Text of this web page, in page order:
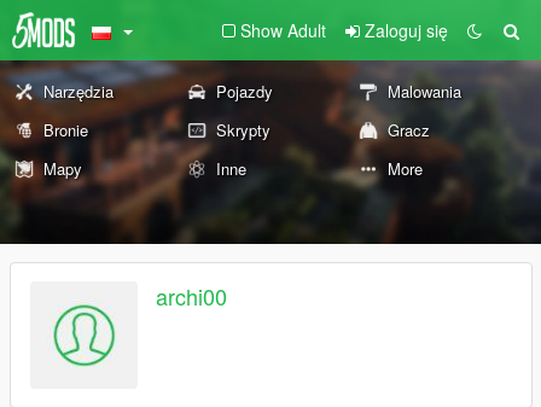
Show Adult Zaloguj się
Narzędzia Pojazdy
Malowania
Bronie
Skrypty
Gracz
Mapy
Inne More
archi00